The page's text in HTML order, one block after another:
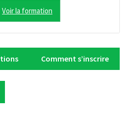
Voir la formation
Comment s’inscrire